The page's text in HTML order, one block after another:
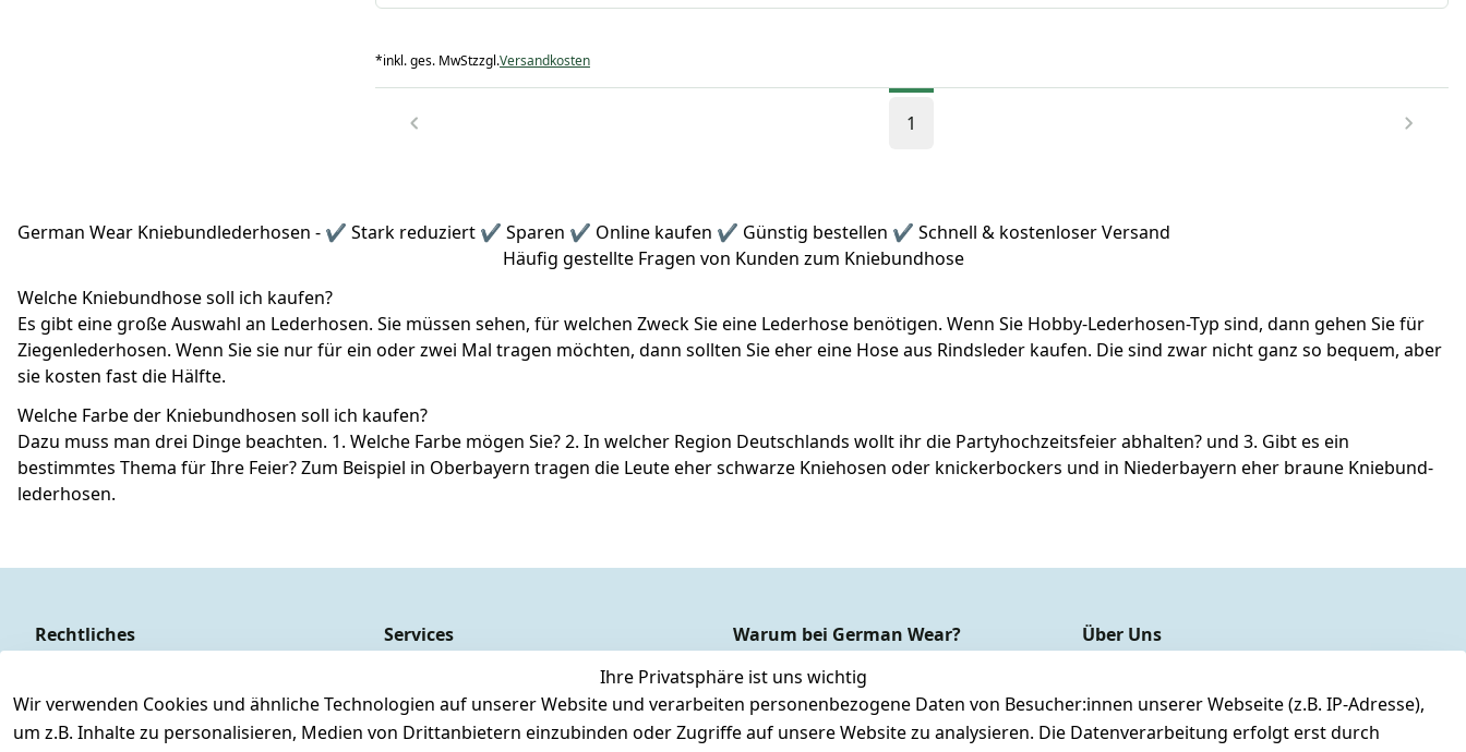
*inkl. ges. MwStzzgl.Versandkosten
1
German Wear Kniebundlederhosen - ✔ Stark reduziert ✔ Sparen ✔ Online kaufen ✔ Günstig bestellen ✔ Schnell & kostenloser Versand
Häufig gestellte Fragen von Kunden zum Kniebundhose
Welche Kniebundhose soll ich kaufen?
Es gibt eine große Auswahl an Lederhosen. Sie müssen sehen, für welchen Zweck Sie eine Lederhose benötigen. Wenn Sie Hobby-Lederhosen-Typ sind, dann gehen Sie für
Ziegenlederhosen. Wenn Sie sie nur für ein oder zwei Mal tragen möchten, dann sollten Sie eher eine Hose aus Rindsleder kaufen. Die sind zwar nicht ganz so bequem, aber
sie kosten fast die Hälfte.
Welche Farbe der Kniebundhosen soll ich kaufen?
Dazu muss man drei Dinge beachten. 1. Welche Farbe mögen Sie? 2. In welcher Region Deutschlands wollt ihr die Partyhochzeitsfeier abhalten? und 3. Gibt es ein
bestimmtes Thema für Ihre Feier? Zum Beispiel in Oberbayern tragen die Leute eher schwarze Kniehosen oder knickerbockers und in Niederbayern eher braune Kniebund-
lederhosen.
Ihre Privatsphäre ist uns wichtig
Wir verwenden Cookies und ähnliche Technologien auf unserer Website und verarbeiten personenbezogene Daten von Besucher:innen unserer Webseite (z.B. IP-Adresse),
um z.B. Inhalte zu personalisieren, Medien von Drittanbietern einzubinden oder Zugriffe auf unsere Website zu analysieren. Die Datenverarbeitung erfolgt erst durch
Rechtliches
Impressum
Datenschutzerklärung
Services
Registrieren
Versand & Versandkosten
Warum bei German Wear?
Dauer Tiefpreisgarantie*
Express-24h-Versand
24/7 aktueller Warenbestand
Über Uns
unsere Facebook-Seite
unsere Damen & Herren Größentabelle